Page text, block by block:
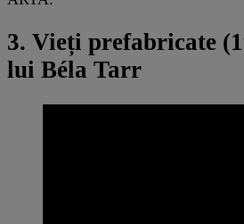
3. Vieți prefabricate
lui Béla Tarr